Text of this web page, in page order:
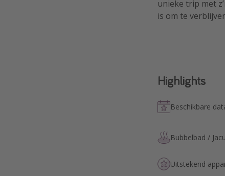
unieke trip met
is om te
Highlights
Beschikbare
Bubbelbad /
Uitstekend